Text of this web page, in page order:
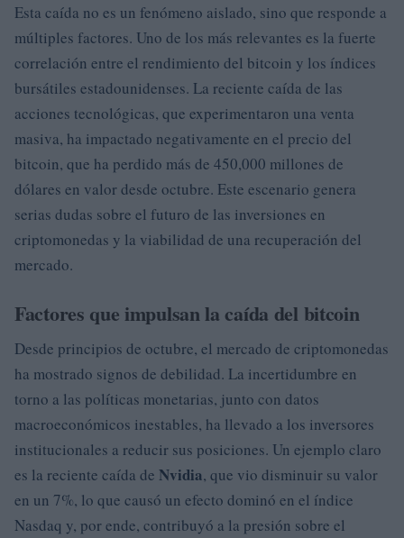
Esta caída no es un fenómeno aislado, sino que responde a
múltiples factores. Uno de los más relevantes es la fuerte
correlación entre el rendimiento del bitcoin y los índices
bursátiles estadounidenses. La reciente caída de las
acciones tecnológicas, que experimentaron una venta
masiva, ha impactado negativamente en el precio del
bitcoin, que ha perdido más de 450,000 millones de
dólares en valor desde octubre. Este escenario genera
serias dudas sobre el futuro de las inversiones en
criptomonedas y la viabilidad de una recuperación del
mercado.
Factores que impulsan la caída del bitcoin
Desde principios de octubre, el mercado de criptomonedas
ha mostrado signos de debilidad. La incertidumbre en
torno a las políticas monetarias, junto con datos
macroeconómicos inestables, ha llevado a los inversores
institucionales a reducir sus posiciones. Un ejemplo claro
es la reciente caída de Nvidia, que vio disminuir su valor
en un 7%, lo que causó un efecto dominó en el índice
Nasdaq y, por ende, contribuyó a la presión sobre el